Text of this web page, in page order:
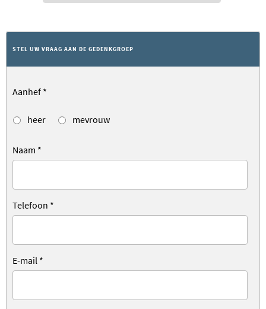
STEL UW VRAAG AAN DE GEDENKGROEP
Aanhef *
heer mevrouw
Naam *
Telefoon *
E-mail *